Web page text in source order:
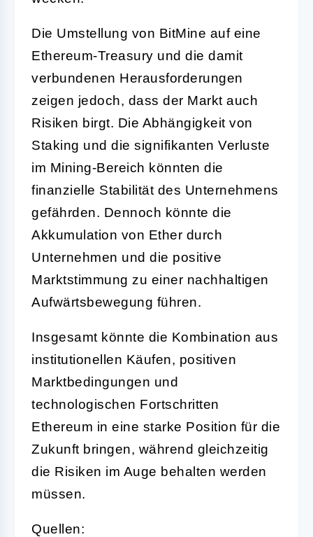
Die Umstellung von BitMine auf eine
Ethereum-Treasury und die damit
verbundenen Herausforderungen
zeigen jedoch, dass der Markt auch
Risiken birgt. Die Abhängigkeit von
Staking und die signifikanten Verluste
im Mining-Bereich könnten die
finanzielle Stabilität des Unternehmens
gefährden. Dennoch könnte die
Akkumulation von Ether durch
Unternehmen und die positive
Marktstimmung zu einer nachhaltigen
Aufwärtsbewegung führen.
Insgesamt könnte die Kombination aus
institutionellen Käufen, positiven
Marktbedingungen und
technologischen Fortschritten
Ethereum in eine starke Position für die
Zukunft bringen, während gleichzeitig
die Risiken im Auge behalten werden
müssen.
Quellen: